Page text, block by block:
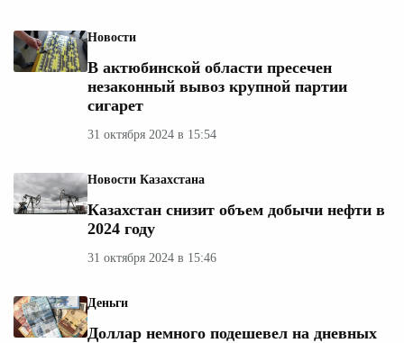
Новости
В актюбинской области пресечен
незаконный вывоз крупной партии
сигарет
31 октября 2024 в 15:54
Новости Казахстана
Казахстан снизит объем добычи нефти в
2024 году
31 октября 2024 в 15:46
Деньги
Доллар немного подешевел на дневных